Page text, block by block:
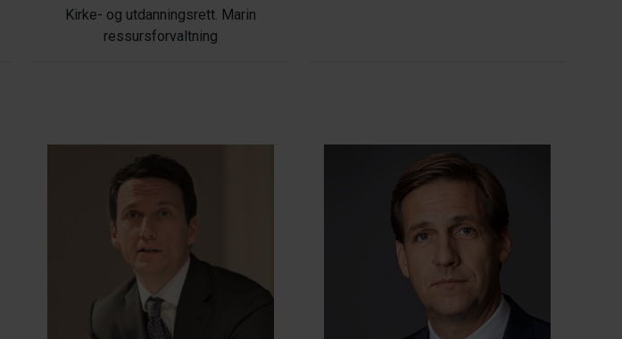
Kirke- og utdanningsrett. Marin
ressursforvaltning